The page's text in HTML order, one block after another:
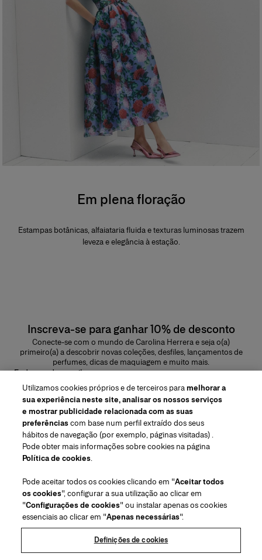
Em plena floração
Estampas botânicas, alfaiataria fluida e texturas luminosas trazem
leveza e elegância à estação.
Inscreva-se para ganhar 10% de desconto
Conecte-se com o mundo de Carolina Herrera e seja o(a)
primeiro(a) a descobrir novas coleções, desfiles, lançamentos de
perfumes, dicas de maquiagem e muito mais.
Endereço de e-mail
ENVIAR
Região/Idioma
Atendimiento ao cliente
Encontrar uma loja
Fale conosco
Envios e devoluções de Beleza
Envios e Devoluções de Moda
Acompanhe seu pedido
Serviço para embalagem para presente
Centro de preferências
Sobre nós
House of Herrera
Carolina Herrera for Women in the Arts
Puig
(abre em uma nova guia)
Termos e Condições Beauty Termos e Condições de Venda
Utilizamos cookies próprios e de terceiros paramelhorar a
sua experiência neste site, analisar os nossos serviços
e mostrar publicidade relacionada com as suas
preferênciascom base num perfil extraído dos seus
hábitos de navegação (por exemplo, páginas visitadas) .
Pode obter mais informações sobre cookies na página
Política de cookies.
Pode aceitar todos os cookies clicando em "Aceitar todos
os cookies", configurar a sua utilização ao clicar em
"Configurações de cookies" ou instalar apenas os cookies
essenciais ao clicar em "Apenas necessárias".
Definições de cookies